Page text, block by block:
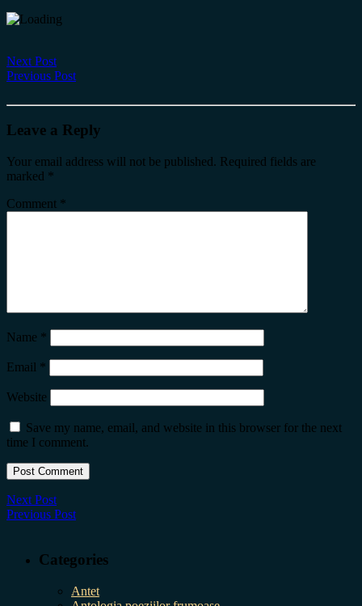
Next Post
Previous Post
Leave a Reply
Your email address will not be published. Required fields are
marked *
Comment *
Name *
Email *
Website
Save my name, email, and website in this browser for the next
time I comment.
Next Post
Previous Post
Categories
Antet